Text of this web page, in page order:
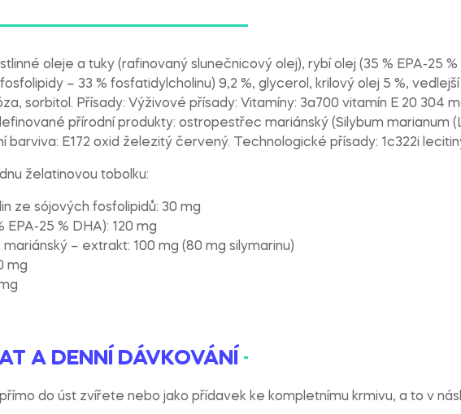
oleje a tuky (rafinovaný slunečnicový olej), rybí olej (35 % EPA-25 %
– 33 % fosfatidylcholinu) 9,2 %, glycerol, krilový olej 5 %,
sorbitol. Přísady: Výživové přísady: Vitamíny: 3a700 vitamín E 20 304
přírodní produkty: ostropestřec mariánský (Silybum marianum
barviva: E172 oxid železitý červený. Technologické přísady: 1c322i
želatinovou tobolku:
ze sójových fosfolipidů: 30 mg
EPA-25 % DHA): 120 mg
– extrakt: 100 mg (80 mg silymarinu)
mg
A DENNÍ DÁVKOVÁNÍ
do úst zvířete nebo jako přídavek ke kompletnímu krmivu, a to v